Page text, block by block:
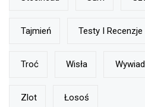
Tajmień Testy I Recenzje
Troć Wisła Wywiad
Zlot Łosoś